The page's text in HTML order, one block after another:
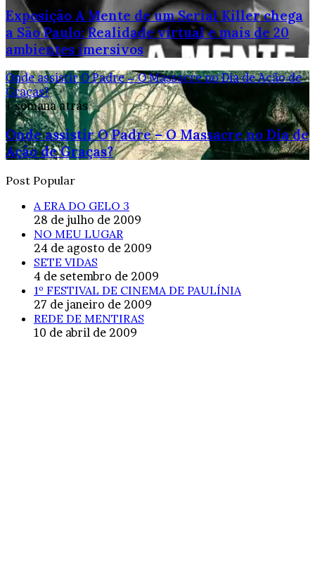
Exposição A Mente de um Serial Killer chega
a São Paulo: Realidade virtual e mais de 20
ambientes imersivos
Onde assistir O Padre – O Massacre no Dia de Ação de
Graças?
1 semana atrás
Onde assistir O Padre – O Massacre no Dia de
Ação de Graças?
Post Popular
A ERA DO GELO 3
28 de julho de 2009
NO MEU LUGAR
24 de agosto de 2009
SETE VIDAS
4 de setembro de 2009
1º FESTIVAL DE CINEMA DE PAULÍNIA
27 de janeiro de 2009
REDE DE MENTIRAS
10 de abril de 2009